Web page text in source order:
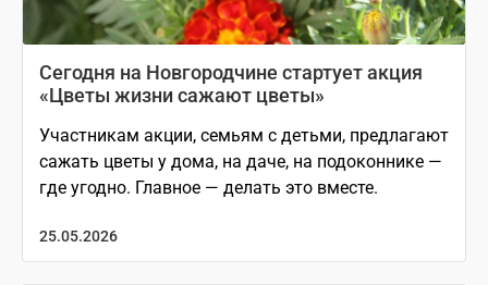
Сегодня на Новгородчине стартует акция
«Цветы жизни сажают цветы»
Участникам акции, семьям с детьми, предлагают
сажать цветы у дома, на даче, на подоконнике —
где угодно. Главное — делать это вместе.
25.05.2026